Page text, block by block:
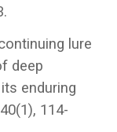
lure
deep
enduring
114-